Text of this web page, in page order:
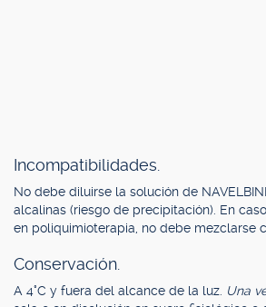
Incompatibilidades.
No debe diluirse la solución de
alcalinas (riesgo de precipitación). En
en poliquimioterapia, no debe mezclarse
Conservación.
A 4°C y fuera del alcance de la luz. Una